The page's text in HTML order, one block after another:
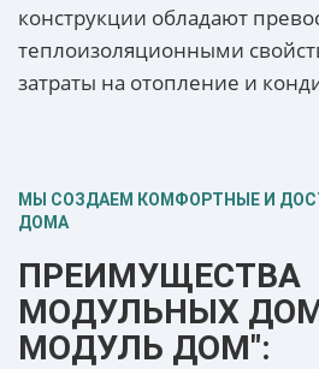
конструкции обладают
теплоизоляционными
затраты на отопление и
МЫ СОЗДАЕМ КОМФОРТНЫЕ И
ДОМА
ПРЕИМУЩЕСТВА
МОДУЛЬНЫХ
МОДУЛЬ ДОМ":